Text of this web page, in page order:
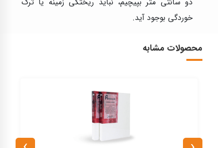
خوردگی بوجود آید.
محصولات مشابه